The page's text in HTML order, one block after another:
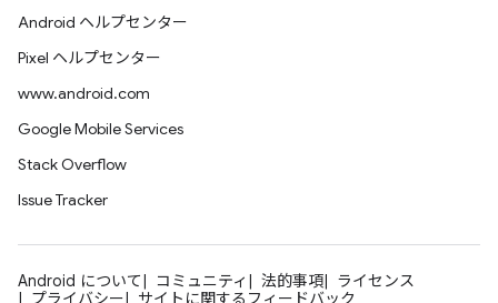
Android ヘルプセンター
Pixel ヘルプセンター
www.android.com
Google Mobile Services
Stack Overflow
Issue Tracker
Android について コミュニティ 法的事項
ライセンス
プライバシー
サイトに関するフィードバック